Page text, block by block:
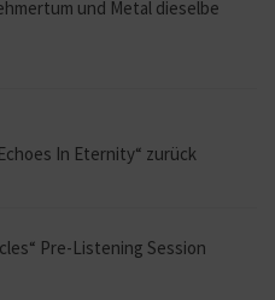
und Metal dieselbe
In Eternity“ zurück
Pre-Listening Session